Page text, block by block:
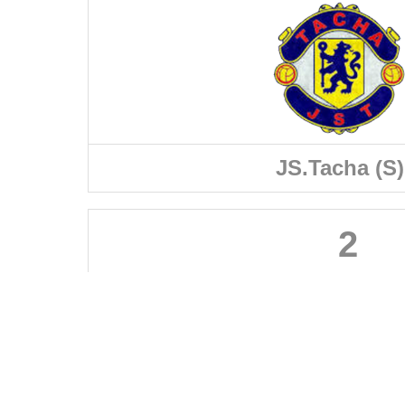
JS.Tacha (S)
2